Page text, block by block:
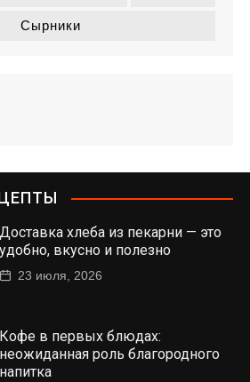
Сырники
Доставка хлеба из пекарни — это
удобно, вкусно и полезно
23 июля, 2026
Кофе в первых блюдах:
неожиданная роль благородного
напитка